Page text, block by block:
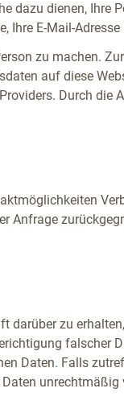
dazu dienen, Ihre
Ihre E-Mail-
zu machen.
auf diese
Durch die
Anfrage
darüber zu
falscher
Daten. Falls
unrechtmäßig